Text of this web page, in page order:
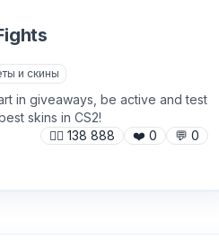
и скины
in giveaways, be active and test
skins in CS2!
🙍‍♂️ 138 888 ❤️ 0 💬 0